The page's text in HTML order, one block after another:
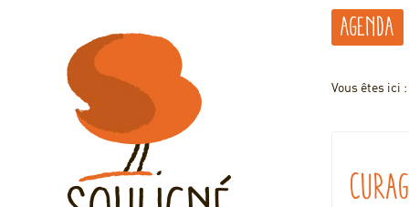
Agenda
Vous êtes ici :